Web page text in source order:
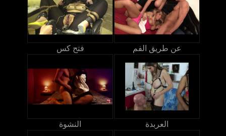
فتح كس عن طريق الفم
النشوة العربدة